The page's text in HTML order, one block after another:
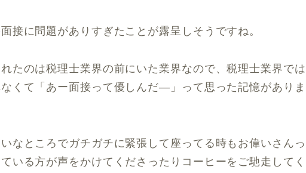
接に問題がありすぎたことが露呈しそうですね。
たのは税理士業界の前にいた業界なので、税理士業界では
くて「あー面接って優しんだ―」って思った記憶がありま
なところでガチガチに緊張して座ってる時もお偉いさんっ
いる方が声をかけてくださったりコーヒーをご馳走してく